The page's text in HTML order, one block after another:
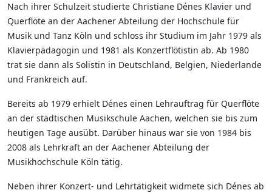
Nach ihrer Schulzeit studierte Christiane Dénes Klavier und
Querflöte an der Aachener Abteilung der Hochschule für
Musik und Tanz Köln und schloss ihr Studium im Jahr 1979 als
Klavierpädagogin und 1981 als Konzertflötistin ab. Ab 1980
trat sie dann als Solistin in Deutschland, Belgien, Niederlande
und Frankreich auf.
Bereits ab 1979 erhielt Dénes einen Lehrauftrag für Querflöte
an der städtischen Musikschule Aachen, welchen sie bis zum
heutigen Tage ausübt. Darüber hinaus war sie von 1984 bis
2008 als Lehrkraft an der Aachener Abteilung der
Musikhochschule Köln tätig.
Neben ihrer Konzert- und Lehrtätigkeit widmete sich Dénes ab